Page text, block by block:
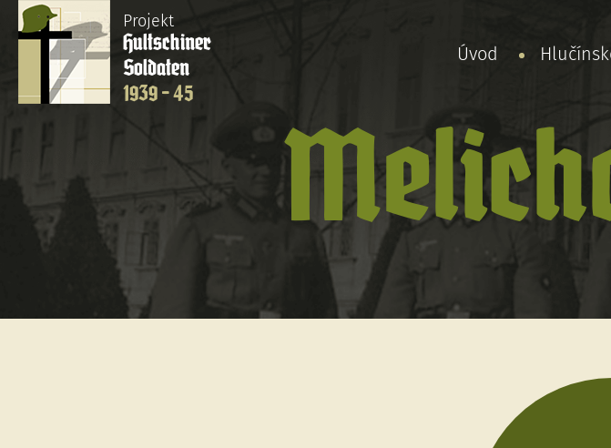
Projekt
Hultschiner
Soldaten
1939 - 45
Úvod